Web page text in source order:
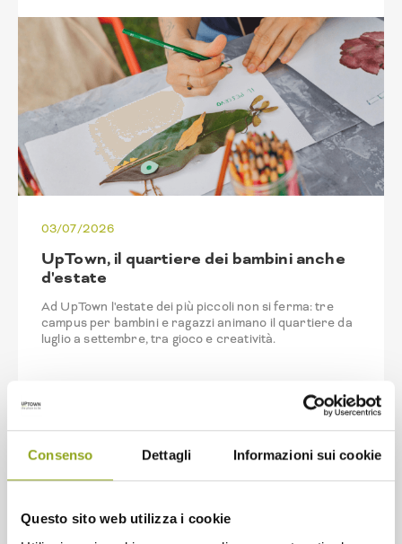
Consenso Dettagli Informazioni sui cookie
Questo sito web utilizza i cookie
03/07/2026
UpTown, il quartiere dei bambini anche
d'estate
Ad UpTown l'estate dei più piccoli non si ferma: tre
campus per bambini e ragazzi animano il quartiere da
luglio a settembre, tra gioco e creatività.